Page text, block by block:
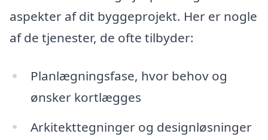
aspekter af dit byggeprojekt. Her er nogle
af de tjenester, de ofte tilbyder:
Planlægningsfase, hvor behov og
ønsker kortlægges
Arkitekttegninger og designløsninger